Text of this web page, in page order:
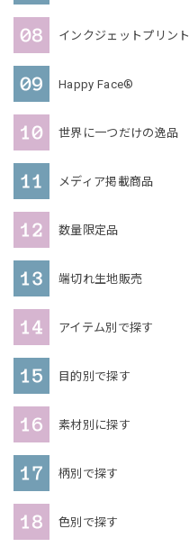
インクジェットプリント
Happy Face®
世界に一つだけの逸品
メディア掲載商品
数量限定品
端切れ生地販売
アイテム別で探す
目的別で探す
素材別に探す
柄別で探す
色別で探す